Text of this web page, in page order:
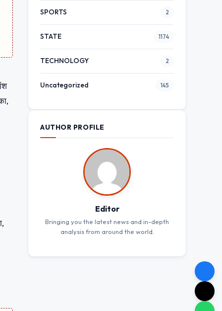
SPORTS 2
STATE 1174
TECHNOLOGY 2
Uncategorized 145
AUTHOR PROFILE
Editor
Bringing you the latest news and in-depth
analysis from around the world.